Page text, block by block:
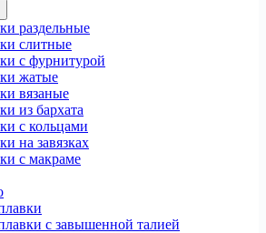
раздельные
слитные
с фурнитурой
жатые
вязаные
из бархата
с кольцами
на завязках
с макраме
с завышенной талией